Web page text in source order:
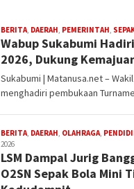
BERITA, DAERAH, PEMERINTAH,
Wabup Sukabumi
2026, Dukung
Sukabumi | Matanusa.net –
menghadiri pembukaan
BERITA, DAERAH, OLAHRAGA,
2026
LSM Dampal Jurig
O2SN Sepak Bola Mini